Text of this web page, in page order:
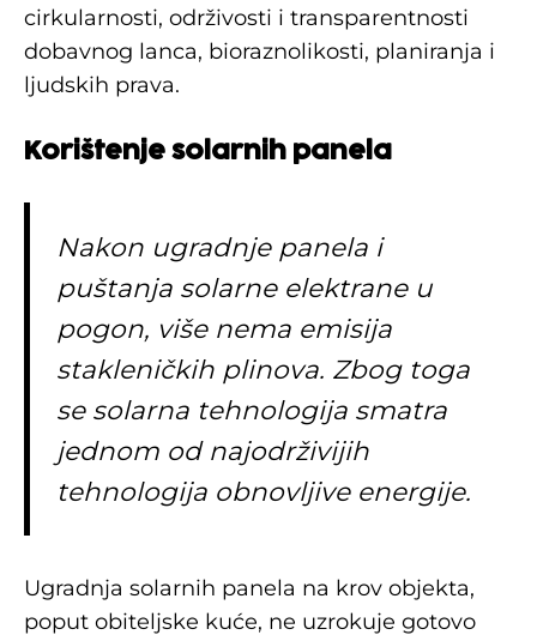
cirkularnosti, održivosti i transparentnosti
dobavnog lanca, bioraznolikosti, planiranja i
ljudskih prava.
Korištenje solarnih panela
Nakon ugradnje panela i
puštanja solarne elektrane u
pogon, više nema emisija
stakleničkih plinova. Zbog toga
se solarna tehnologija smatra
jednom od najodrživijih
tehnologija obnovljive energije.
Ugradnja solarnih panela na krov objekta,
poput obiteljske kuće, ne uzrokuje gotovo